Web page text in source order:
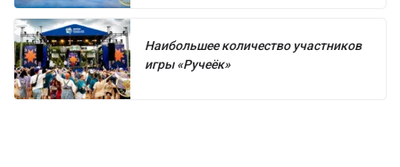
Наибольшее количество участников
игры «Ручеёк»